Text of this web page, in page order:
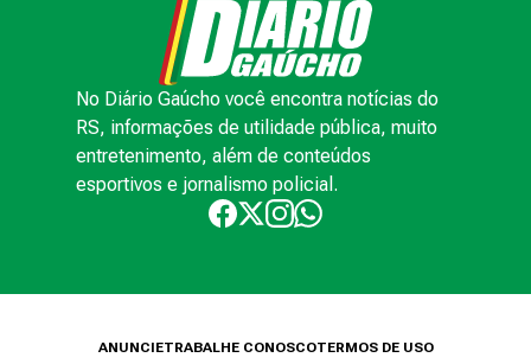
No Diário Gaúcho você encontra notícias do
RS, informações de utilidade pública, muito
entretenimento, além de conteúdos
esportivos e jornalismo policial.
ANUNCIETRABALHE CONOSCOTERMOS DE USO